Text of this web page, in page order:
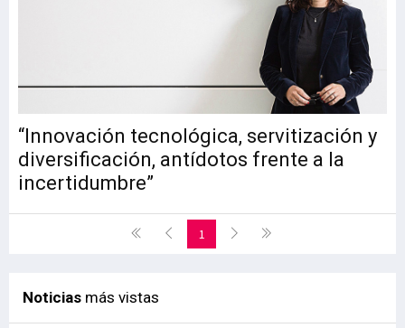
“Innovación tecnológica, servitización y
diversificación, antídotos frente a la
incertidumbre”
1
Noticias más vistas